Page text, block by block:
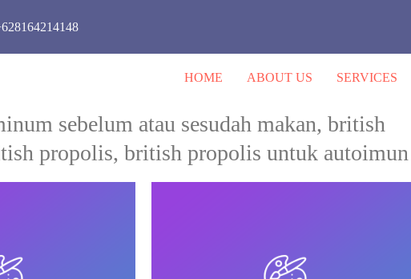
HOME ABOUT US SERVICES
sebelum atau sesudah makan, british
propolis, british propolis untuk autoimun